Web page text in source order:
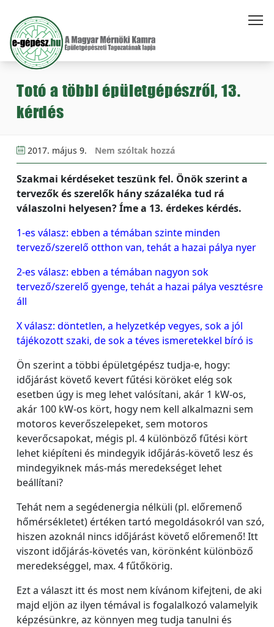
Totó a többi épületgépészről, 13.
kérdés
2017. május 9. Nem szóltak hozzá
Szakmai kérdéseket teszünk fel. Önök szerint a
tervezők és szerelők hány százaléka tud rá
válaszolni helyesen? Íme a 13. érdekes kérdés.
1-es válasz: ebben a témában szinte minden
tervező/szerelő otthon van, tehát a hazai pálya nyer
2-es válasz: ebben a témában nagyon sok
tervező/szerelő gyenge, tehát a hazai pálya vesztésre
áll
X válasz: döntetlen, a helyzetkép vegyes, sok a jól
tájékozott szaki, de sok a téves ismeretekkel bíró is
Ön szerint a többi épületgépész tudja-e, hogy:
időjárást követő kevert fűtési köröket elég sok
esetben úgy is meg lehet valósítani, akár 1 kW-os,
akár 100 kW-os kört, hogy nem kell alkalmazni sem
motoros keverőszelepeket, sem motoros
keverőcsapokat, mégis pl. 4 különböző fűtési kört
lehet kiépíteni és mindegyik időjárás-követő lesz és
mindegyiknek más-más meredekséget lehet
beállítani?
Tehát nem a segédenergia nélküli (pl. előremenő
hőmérsékletet) értéken tartó megoldásokról van szó,
hiszen azoknál nincs időjárást követő előremenő! Itt
viszont időjárás-követés van, körönként különböző
meredekséggel, max. 4 fűtőkörig.
Ezt a választ itt és most nem kívánom kifejteni, de aki
majd eljön az ilyen témával is fogalalkozó valamelyik
képzésünkre, az könnyen meg tudja tanulni és